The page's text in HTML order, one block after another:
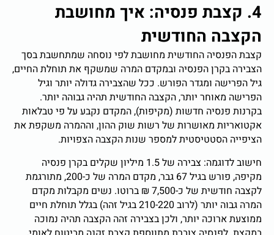
4. קצבת פנסיה: איך מחושבת
הקצבה החודשית
קצבת הפנסיה החודשית מחושבת לפי נוסחה שמתחשבת בסך
הצבירה בקרן הפנסיה ובמקדם המרה שמשקף את תוחלת החיים,
גיל הפרישה ומגדר הפורש. ככל שהצבירה גדולה יותר וגיל
הפרישה מאוחר יותר, הקצבה החודשית תהיה גבוהה יותר.
בקרנות פנסיה חדשות (מקיפות), המקדם נקבע על פי טבלאות
אקטואריות מאושרות של רשות שוק ההון, וההמרה משקפת את
הציפייה הסטטיסטית למספר שנות הקצבה הצפויות.
חישוב לדוגמה: צבירה של 1.5 מיליון שקלים בקרן פנסיה
מקיפה, פורש בגיל 67 גבר, מקדם המרה של כ-200, מתורגמת
לקצבה חודשית של כ-7,500 ₪ ברוטו. נשים מקבלות מקדם
המרה גבוה יותר (לרוב 210-220 בגיל זהה) בגלל תוחלת חיים
ממוצעת ארוכה יותר, ולכן בצבירה זהה הקצבה תהיה נמוכה